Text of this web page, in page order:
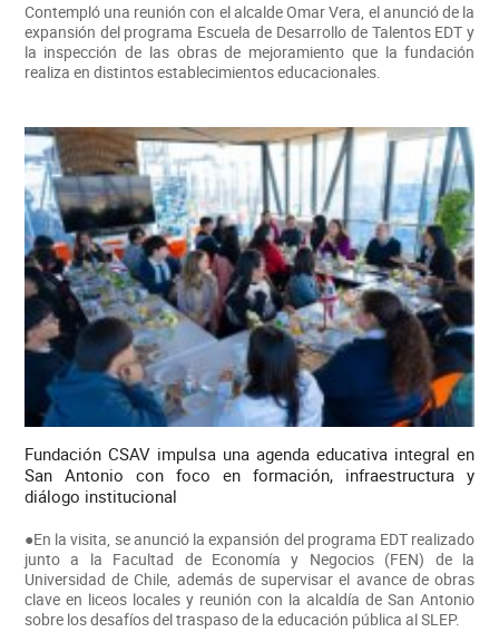
Contempló una reunión con el alcalde Omar Vera, el anunció de la
expansión del programa Escuela de Desarrollo de Talentos EDT y
la inspección de las obras de mejoramiento que la fundación
realiza en distintos establecimientos educacionales.
Fundación CSAV impulsa una agenda educativa integral en
San Antonio con foco en formación, infraestructura y
diálogo institucional
●En la visita, se anunció la expansión del programa EDT realizado
junto a la Facultad de Economía y Negocios (FEN) de la
Universidad de Chile, además de supervisar el avance de obras
clave en liceos locales y reunión con la alcaldía de San Antonio
sobre los desafíos del traspaso de la educación pública al SLEP.